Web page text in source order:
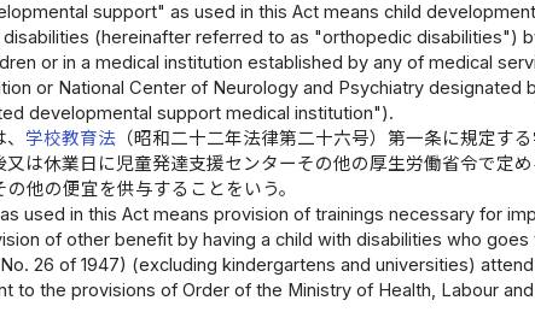
support" as used in this Act means child
(hereinafter referred to as "orthopedic disabilities")
or in a medical institution established by any of medical
or National Center of Neurology and Psychiatry designated
developmental support medical institution").
学校教育法（昭和二十二年法律第二十六号）第一条に規定す
は休業日に児童発達支援センターその他の厚生労働省令で定
他の便宜を供与することをいう。
used in this Act means provision of trainings necessary for
of other benefit by having a child with disabilities who
26 of 1947) (excluding kindergartens and universities)
to the provisions of Order of the Ministry of Health, Labour